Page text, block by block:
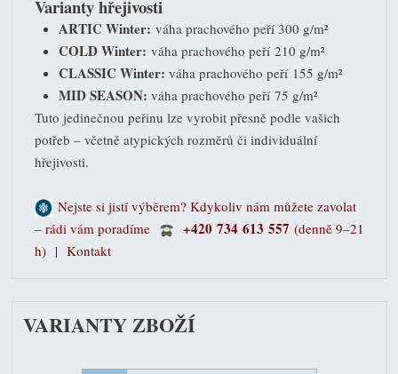
Varianty hřejivosti
ARTIC Winter: váha prachového peří 300 g/m²
COLD Winter: váha prachového peří 210 g/m²
CLASSIC Winter: váha prachového peří 155 g/m²
MID SEASON: váha prachového peří 75 g/m²
Tuto jedinečnou peřinu lze vyrobit přesně podle vašich
potřeb – včetně atypických rozměrů či individuální
hřejivosti.
Nejste si jistí výběrem? Kdykoliv nám můžete zavolat
– rádi vám poradíme
+420 734 613 557 (denně 9–21
h) | Kontakt
VARIANTY ZBOŽÍ